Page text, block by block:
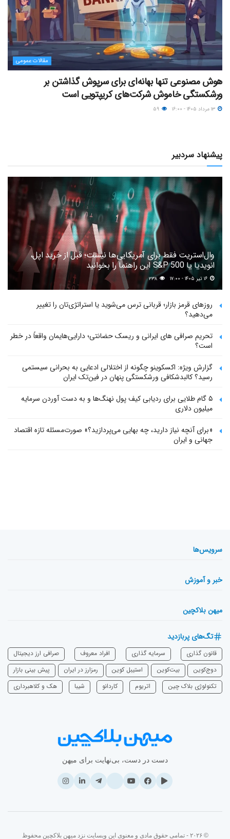
مقالات عمومی
هوش مصنوعی تنها بهانه‌ای برای سرپوش گذاشتن بر
ورشکستگی خاموش شرکت‌های کریپتویی است
پیشنهاد سردبیر
وال‌استریت فقط برای آمریکایی‌ها نیست؛ قبل از خرید اپل،
انویدیا یا S&P 500 این راهنما را بخوانید
۲۳۸
روزهای قرمز بازار؛ قربانی ترس می‌شوید یا استراتژی‌تان را تغییر
می‌دهید؟
تحریم صرافی های ایرانی و ریسک حضانتی؛ دارایی‌هایمان واقعاً در خطر
است؟
گزارش ویژه: اکسکوینو چگونه از اختلالی ادعایی به بحرانی سیستمی
رسید؟ کالبدشکافی ورشکستگی پنهان در فین‌تک ایران
۵ گام طلایی برای ردیابی کیف پول‌ نهنگ‌ها و به دست آوردن سرمایه
میلیون دلاری
«برای آنچه نیاز دارید، چه بهایی می‌پردازید؟» صورت‌مسئله تازه اقتصاد
جهانی و ایران
سرویس‌ها
خبر و آموزش
میهن بلاکچین
تگ‌های پربازدید
قانون گذاری سرمایه‌ گذاری افراد معروف
صرافی ارز دیجیتال
دوج‌کوین
بیت‌کوین استیبل کوین رمزارز در ایران
پیش بینی بازار
تکنولوژی بلاک چین
اتریوم ‌کاردانو شیبا هک و کلاهبرداری
دست در دست، بی‌نهایت برای میهن
© ۲۰۲۶ - تمامی حقوق مادی و معنوی این وبسایت نزد میهن بلاکچین محفوظ